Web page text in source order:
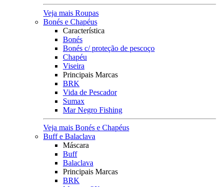
Veja mais Roupas
Bonés e Chapéus
Característica
Bonés
Bonés c/ proteção de pescoço
Chapéu
Viseira
Principais Marcas
BRK
Vida de Pescador
Sumax
Mar Negro Fishing
Veja mais Bonés e Chapéus
Buff e Balaclava
Máscara
Buff
Balaclava
Principais Marcas
BRK